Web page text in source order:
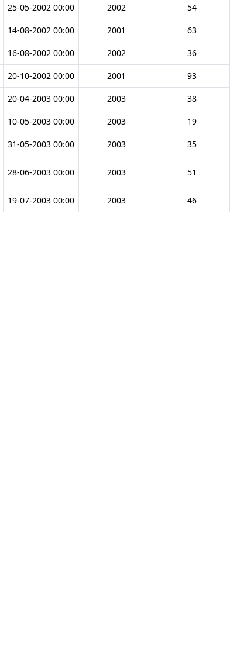
25-05-2002 00:00 2002 54
14-08-2002 00:00 2001 63
16-08-2002 00:00 2002 36
20-10-2002 00:00 2001 93
20-04-2003 00:00 2003 38
10-05-2003 00:00 2003 19
31-05-2003 00:00 2003 35
28-06-2003 00:00 2003 51
19-07-2003 00:00 2003 46